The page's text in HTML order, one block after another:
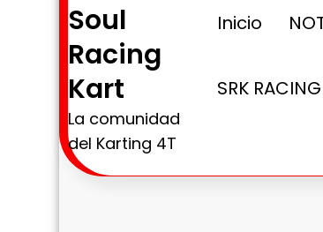
Soul
Racing
Kart
La comunidad
del Karting 4T
Inicio
SRK